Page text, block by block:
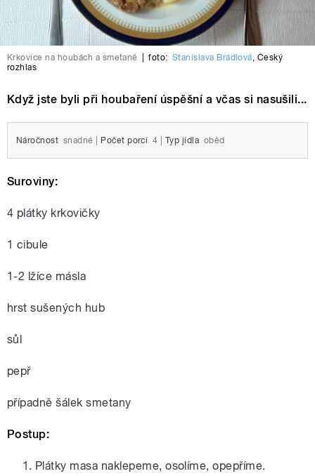
Krkovice na houbách a smetaně foto: Stanislava Brádlová, Český
rozhlas
Když jste byli při houbaření úspěšní a včas si nasušili...
Náročnost snadné Počet porcí 4 Typ jídla oběd
Suroviny:
4 plátky krkovičky
1 cibule
1-2 lžíce másla
hrst sušených hub
sůl
pepř
případně šálek smetany
Postup:
Plátky masa naklepeme, osolíme, opepříme.